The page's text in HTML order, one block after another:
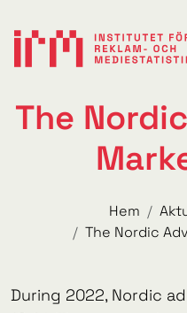
The
Hem
The Nordic
During 2022, Nordic